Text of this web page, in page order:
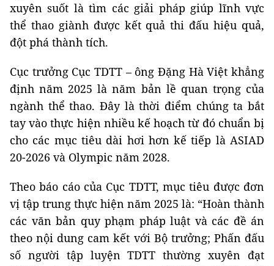
xuyên suốt là tìm các giải pháp giúp lĩnh vực
thể thao giành được kết quả thi đấu hiệu quả,
đột phá thành tích.
Cục trưởng Cục TDTT – ông Đặng Hà Việt khẳng
định năm 2025 là năm bản lề quan trọng của
ngành thể thao. Đây là thời điểm chúng ta bắt
tay vào thực hiện nhiều kế hoạch từ đó chuẩn bị
cho các mục tiêu dài hơi hơn kế tiếp là ASIAD
20-2026 và Olympic năm 2028.
Theo báo cáo của Cục TDTT, mục tiêu được đơn
vị tập trung thực hiện năm 2025 là: “Hoàn thành
các văn bản quy phạm pháp luật và các đề án
theo nội dung cam kết với Bộ trưởng; Phấn đấu
số người tập luyện TDTT thường xuyên đạt